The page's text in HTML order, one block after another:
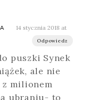
14 stycznia 2018 at
Odpowiedz
puszki Synek
ale nie
z milionem
ubraniu- to